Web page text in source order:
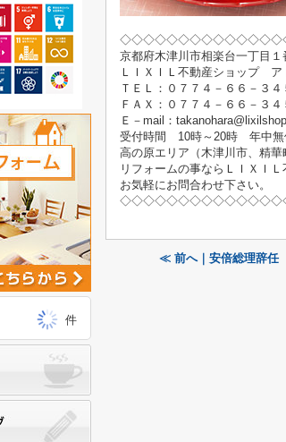
京都府木津川市相楽台一丁目
ＬＩＸＩＬ不動産ショップ ア
ＴＥＬ：０７７４－６６－３４
ＦＡＸ：０７７４－６６－３４
Ｅ－mail：
受付時間 10時～20時 年中無
高の原エリア（木津川市、精華
リフォームの事ならＬＩＸＩ
お気軽にお問合わせ下さい。
≪ 前へ｜安倍総理辞任
件